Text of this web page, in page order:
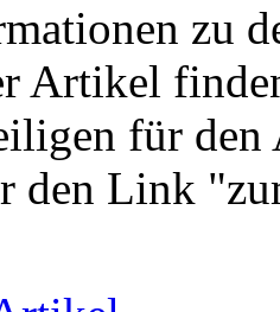
zu
Artikel
für
den Link